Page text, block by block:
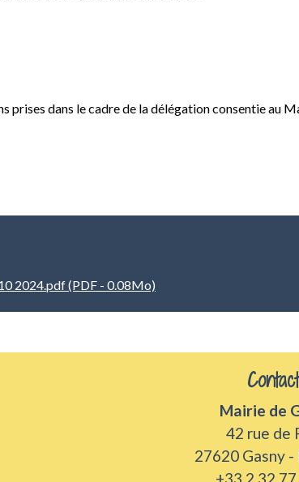
prises dans le cadre de la délégation consentie au
2024.pdf (PDF - 0.08Mo)
Mairie de
42 rue de
27620 Gasny -